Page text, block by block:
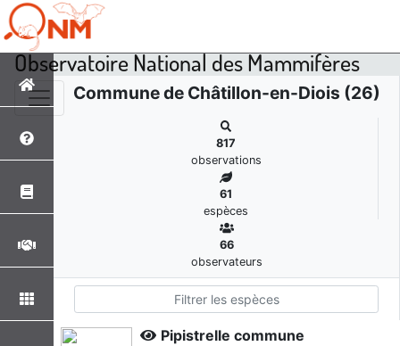
Observatoire National des Mammifères
Commune de Châtillon-en-Diois (26)
817
observations
61
espèces
66
observateurs
Pipistrelle commune